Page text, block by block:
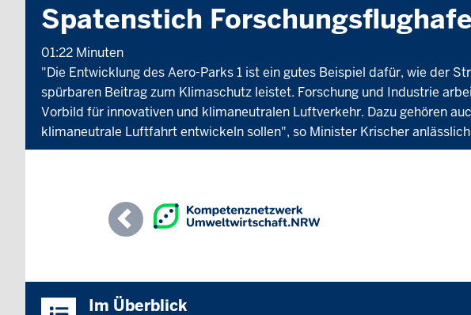
Spatenstich
01:22 Minuten
"Die Entwicklung des Aero-Parks 1 ist ein gutes Beispiel dafür, wie der
spürbaren Beitrag zum Klimaschutz leistet. Forschung und Industrie
Vorbild für innovativen und klimaneutralen Luftverkehr. Dazu gehören
klimaneutrale Luftfahrt entwickeln sollen", so Minister Krischer
Previous
Inhalte
Im Überblick